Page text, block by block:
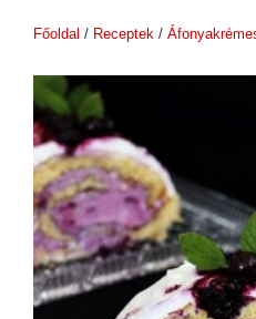
Főoldal / Receptek /